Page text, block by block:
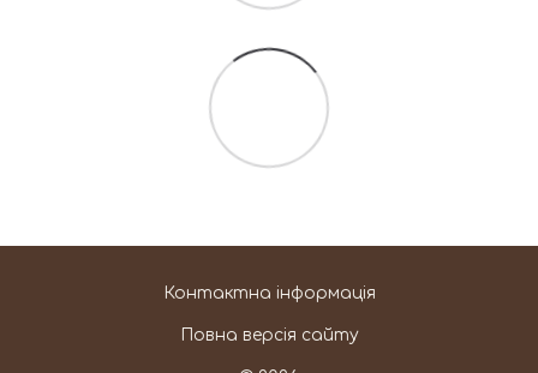
Контактна інформація
Повна версія сайту